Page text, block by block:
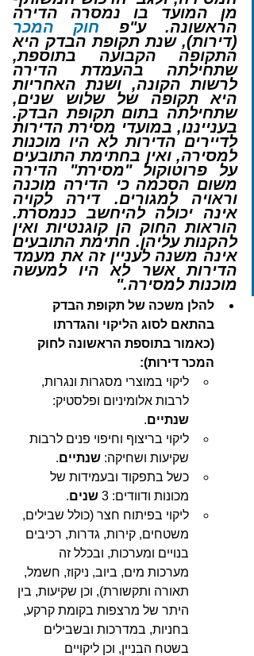
הראשונה. ע"פ חוק המכר
לרשות הקונה, ושנת האחריות
בענייננו, במועדי מסירת הדירות
לדיירים הדירות לא היו מוכנות
מוכנות למסירה."
להלן משכה של תקופת הבדק
בהתאם לסוג הליקוי והגדרתו
(כאמור בתוספת הראשונה לחוק
המכר דירות):
ליקוי במוצרי מסגרות ונגרות,
לרבות אלומיניום ופלסטיק:
שנתיים.
ליקוי בריצוף וחיפוי פנים לרבות
שקיעות ושחיקה: שנתיים.
כשל בתפקוד ובעמידות של
מכונות ודוודים: 3
שנים.
ליקוי בפיתוח חצר (כולל שבילים,
משטחים, קירות, גדרות, רכיבים
בנויים ומערכות, ובכלל זה
מערכות מים, ביוב, ניקוז, חשמל,
תאורה ותקשורת), וכן שקיעות, בין
היתר של מרצפות בקומת קרקע,
בחניות, במדרכות ובשבילים
בשטח הבניין, וכן ליקויים